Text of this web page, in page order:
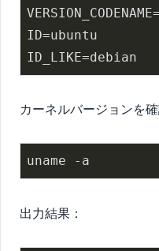
ID=ubuntu
カーネルバージョンを確
出力結果：